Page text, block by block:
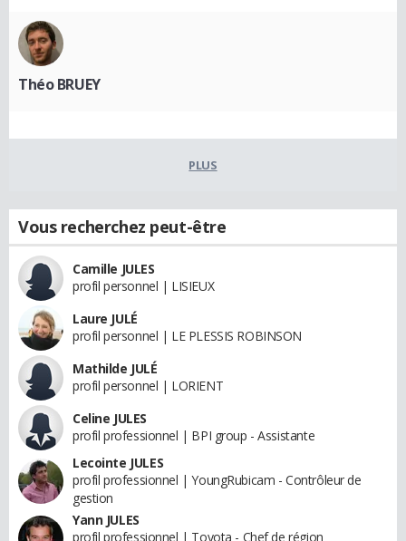
Théo BRUEY
PLUS
Vous recherchez peut-être
Camille JULES
profil personnel | LISIEUX
Laure JULÉ
profil personnel | LE PLESSIS ROBINSON
Mathilde JULÉ
profil personnel | LORIENT
Celine JULES
profil professionnel | BPI group - Assistante
Lecointe JULES
profil professionnel | YoungRubicam - Contrôleur de
gestion
Yann JULES
profil professionnel | Toyota - Chef de région